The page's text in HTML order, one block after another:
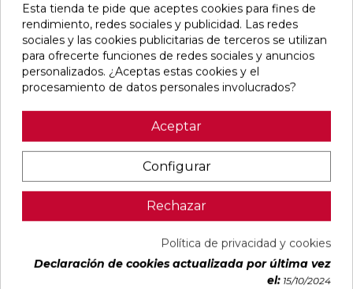
DUCALE
RECTIFICADO
PVP
favorite
VOLTE HAYA
MATE 75X75
RECTIFICADO
STN
PVP
29,65 €
favorite
CYPRESS
MATE
23X120
PVP
27,23 €
incl.)
favorite
TANGRAM
RECTIFICADO
PVP
incl.)
VER MÁS
Esta tienda te pide que aceptes cookies para fines de
rendimiento, redes sociales y publicidad. Las redes
sociales y las cookies publicitarias de terceros se utilizan
para ofrecerte funciones de redes sociales y anuncios
personalizados. ¿Aceptas estas cookies y el
procesamiento de datos personales involucrados?
Aceptar
Configurar
Rechazar
Política de privacidad y cookies
Declaración de cookies actualizada por última vez
el: 15/10/2024